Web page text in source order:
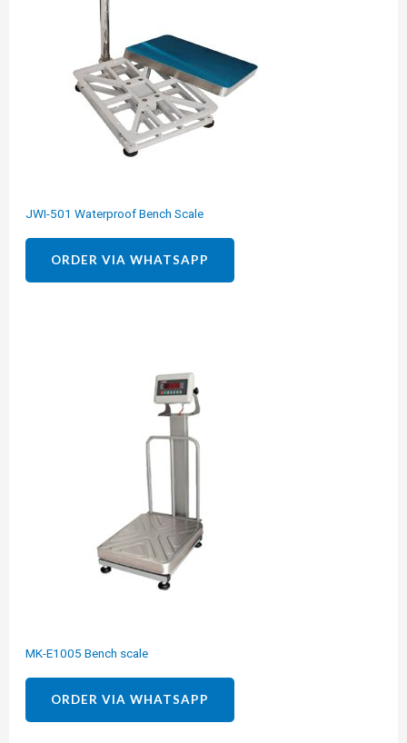
JWI-501 Waterproof Bench Scale
ORDER VIA WHATSAPP
MK-E1005 Bench scale
ORDER VIA WHATSAPP